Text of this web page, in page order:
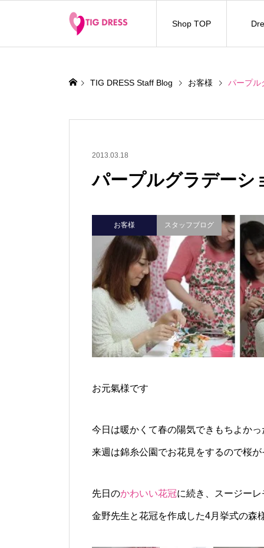
Shop TOP
TIG DRESS Staff Blog お客様 パープル
2013.03.18
パープルグラデーシ
お客様 スタッフブログ
お元氣様です
今日は暖かくて春の陽気できもちよか
来週は錦糸公園でお花見をするので桜
先日のかわいい花冠に続き、スージー
金野先生と花冠を作成した4月挙式の森